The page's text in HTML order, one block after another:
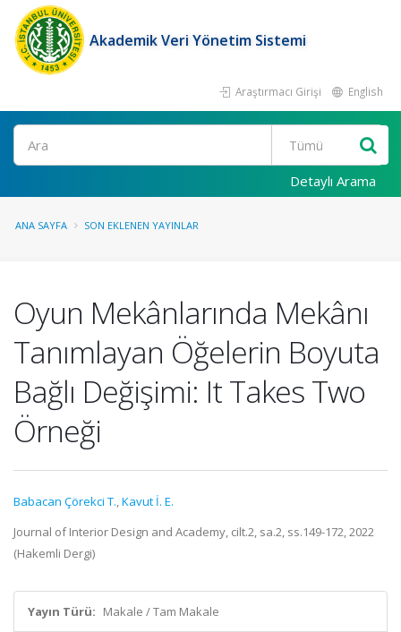
Akademik Veri Yönetim Sistemi
Araştırmacı Girişi English
Ara
Detaylı Arama
ANA SAYFA SON EKLENEN YAYINLAR
Oyun Mekânlarında Mekânı
Tanımlayan Öğelerin Boyuta
Bağlı Değişimi: It Takes Two
Örneği
Babacan Çörekci T.,Kavut İ. E.
Journal of Interior Design and Academy, cilt.2, sa.2, ss.149-172, 2022
(Hakemli Dergi)
Yayın Türü: Makale / Tam Makale